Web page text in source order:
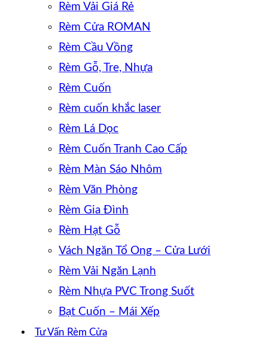
Rèm Vải Giá Rẻ
Rèm Cửa ROMAN
Rèm Cầu Vồng
Rèm Gỗ, Tre, Nhựa
Rèm Cuốn
Rèm cuốn khắc laser
Rèm Lá Dọc
Rèm Cuốn Tranh Cao Cấp
Rèm Màn Sáo Nhôm
Rèm Văn Phòng
Rèm Gia Đình
Rèm Hạt Gỗ
Vách Ngăn Tổ Ong – Cửa Lưới
Rèm Vải Ngăn Lạnh
Rèm Nhựa PVC Trong Suốt
Bạt Cuốn – Mái Xếp
Tư Vấn Rèm Cửa